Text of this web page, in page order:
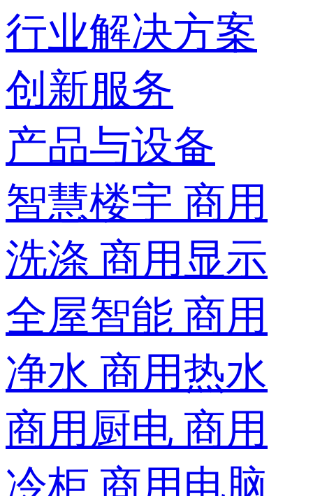
行业解决方案
创新服务
产品与设备
智慧楼宇 商用
洗涤 商用显示
全屋智能 商用
净水 商用热水
商用厨电 商用
冷柜 商用电脑